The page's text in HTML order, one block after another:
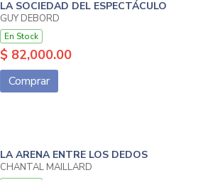
LA SOCIEDAD DEL ESPECTÁCULO
GUY DEBORD
En Stock
$ 82,000.00
Comprar
LA ARENA ENTRE LOS DEDOS
CHANTAL MAILLARD